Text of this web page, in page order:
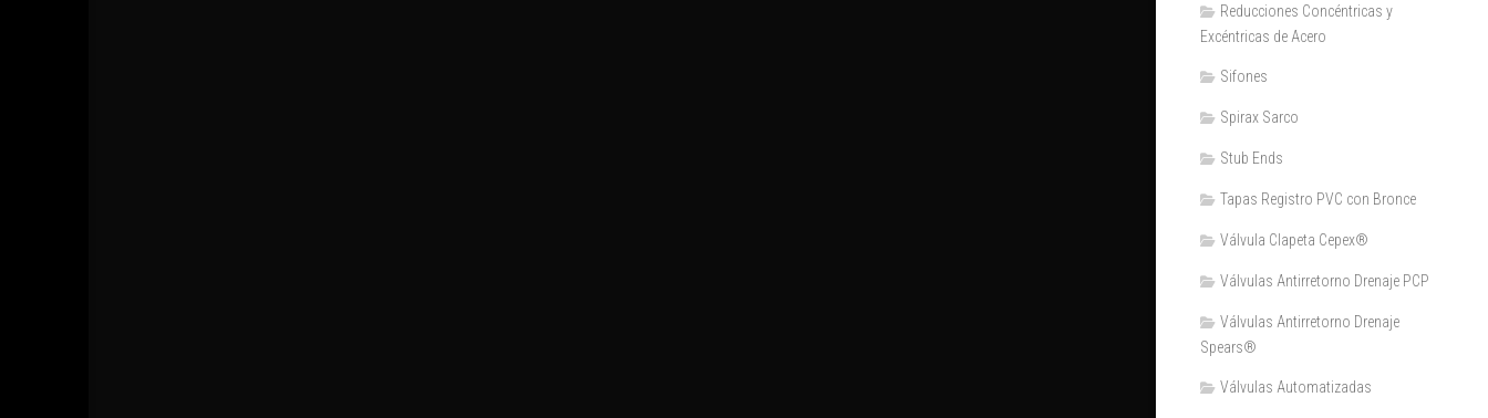
Reducciones Concéntricas y
Excéntricas de Acero
Sifones
Spirax Sarco
Stub Ends
Tapas Registro PVC con Bronce
Válvula Clapeta Cepex®
Válvulas Antirretorno Drenaje PCP
Válvulas Antirretorno Drenaje
Spears®
Válvulas Automatizadas